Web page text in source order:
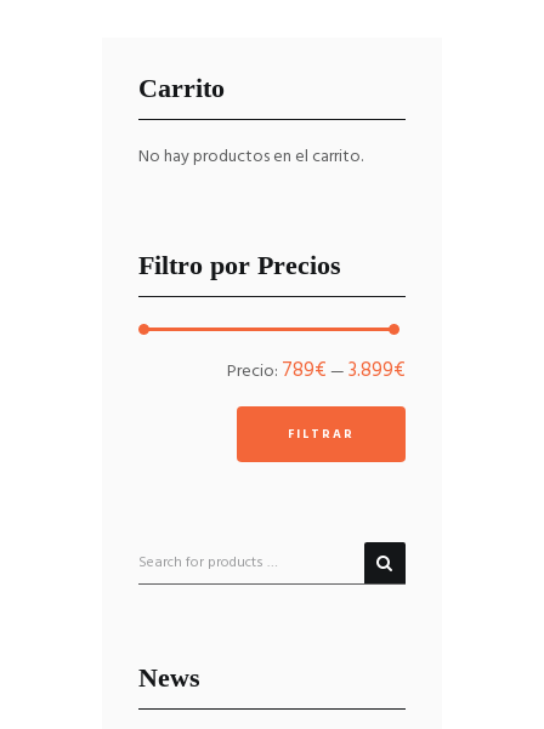
Carrito
No hay productos en el carrito.
Filtro por Precios
mínimo
máximo
FILTRAR
Precio: 789€—3.899€
News